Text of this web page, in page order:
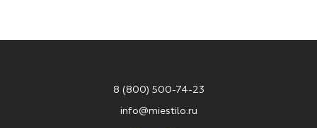
8 (800) 500-74-23
info@miestilo.ru